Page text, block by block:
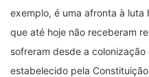
exemplo, é uma afronta à
que até hoje não receberam
sofreram desde a
estabelecido pela